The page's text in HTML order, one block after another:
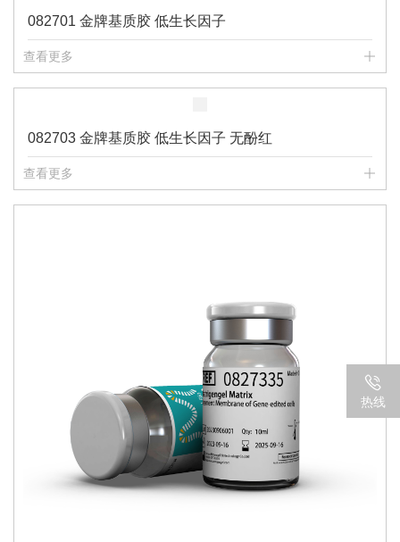
082701 金牌基质胶 低生长因子
查看更多
082703 金牌基质胶 低生长因子 无酚红
查看更多
热线